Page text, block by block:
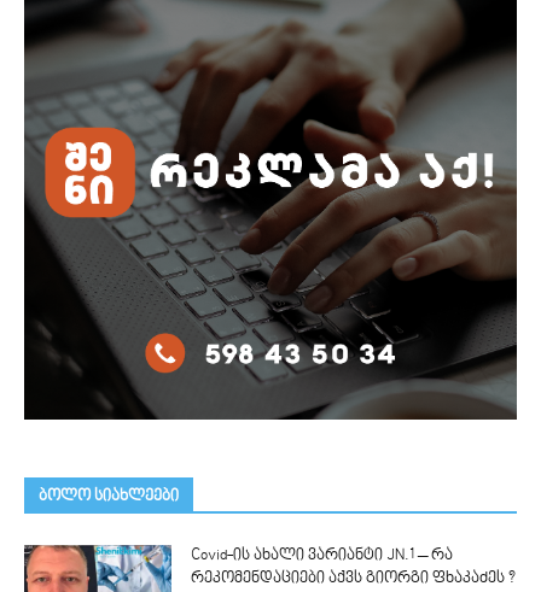
ᲑᲝᲚᲝ ᲡᲘᲐᲮᲚᲔᲔᲑᲘ
Covid-ის ახალი ვარიანტი JN.1 – რა
რეკომენდაციები აქვს გიორგი ფხაკაძეს ?